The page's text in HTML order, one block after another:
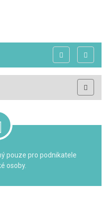
pouze pro podnikatele
osoby.